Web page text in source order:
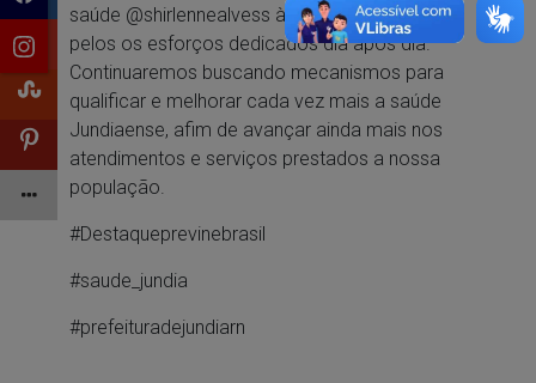
saúde @shirlennealvess às equipes de Saúde
pelos os esforços dedicados dia após dia.
Continuaremos buscando mecanismos para
qualificar e melhorar cada vez mais a saúde
Jundiaense, afim de avançar ainda mais nos
atendimentos e serviços prestados a nossa
população.
#Destaqueprevinebrasil
#saude_jundia
#prefeituradejundiarn